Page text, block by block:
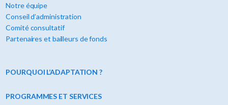
Notre équipe
Conseil d’administration
Comité consultatif
Partenaires et bailleurs de fonds
POURQUOI L’ADAPTATION ?
PROGRAMMES ET SERVICES